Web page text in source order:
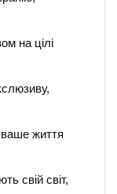
на цілі
життя
свій світ,